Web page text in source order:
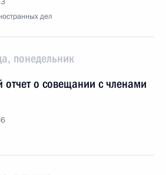
дел
понедельник
отчет о совещании с членами